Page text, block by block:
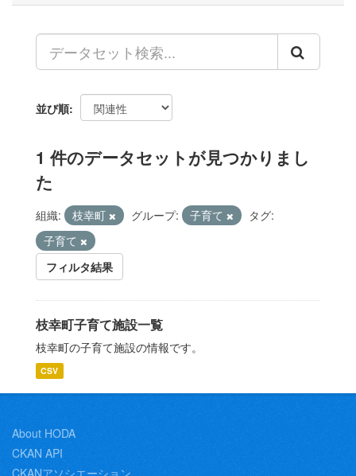
並び順
1 件のデータセットが見つかりまし
た
組織: 枝幸町 グループ: 子育て
タグ:
子育て
フィルタ結果
枝幸町子育て施設一覧
枝幸町の子育て施設の情報です。
CSV
About HODA
CKAN API